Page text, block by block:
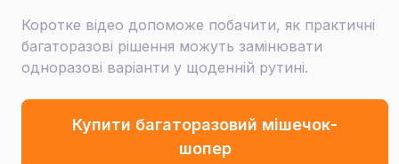
Коротке відео допоможе побачити, як практичні
багаторазові рішення можуть замінювати
одноразові варіанти у щоденній рутині.
Купити багаторазовий мішечок-
шопер